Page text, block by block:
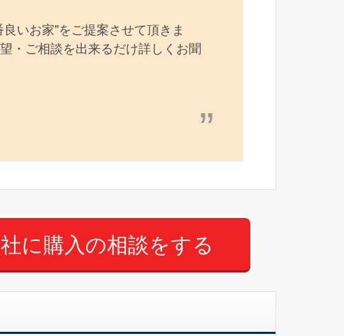
いお家"をご提案させて頂きま
・ご相談を出来るだけ詳しくお聞
に購入の相談をする